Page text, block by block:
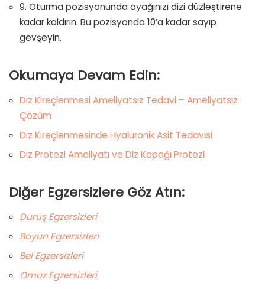
9. Oturma pozisyonunda ayağınızı dizi düzleştirene
kadar kaldırın. Bu pozisyonda 10’a kadar sayıp
gevşeyin.
Okumaya Devam Edin:
Diz Kireçlenmesi Ameliyatsız Tedavi – Ameliyatsız
Çözüm
Diz Kireçlenmesinde Hyaluronik Asit Tedavisi
Diz Protezi Ameliyatı ve Diz Kapağı Protezi
Diğer Egzersizlere Göz Atın:
Duruş Egzersizleri
Boyun Egzersizleri
Bel Egzersizleri
Omuz Egzersizleri